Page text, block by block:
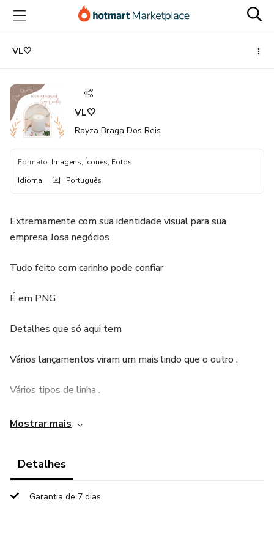
para
conteúdo
principal
para
pagamento
para
rodapé
VL🤍
VL🤍
Rayza Braga Dos Reis
Formato: Imagens, Ícones, Fotos
Idioma: Português
Extremamente com sua identidade visual para sua
empresa Josa negócios
Tudo feito com carinho pode confiar
É em PNG
Detalhes que só aqui tem
Vários lançamentos viram um mais lindo que o outro .
Vários tipos de linha .
Mostrar mais
Detalhes
Garantia de 7 dias